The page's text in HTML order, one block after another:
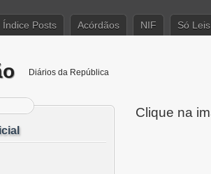
Índice Posts Acórdãos NIF Só Leis
Diários da República
Clique na